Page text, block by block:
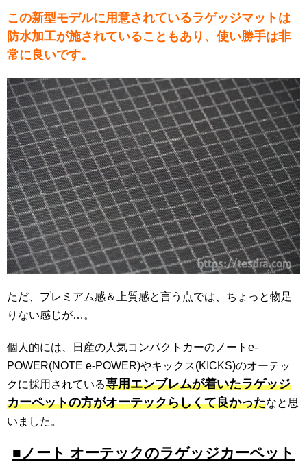
この新型モデルに用意されているラゲッジマットは
防水加工が施されていることもあり、使い勝手は非
常に良いです。
ただ、プレミアム感＆上質感と言う点では、ちょっと物足
りない感じが…。
個人的には、日産の人気コンパクトカーのノートe-
POWER(NOTE e-POWER)やキックス(KICKS)のオーテッ
クに採用されている専用エンブレムが着いたラゲッジ
カーペットの方がオーテックらしくて良かったなと思
いました。
■ノート オーテックのラゲッジカーペット